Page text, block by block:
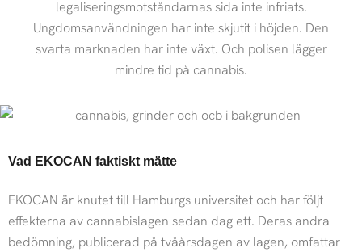
legaliseringsmotståndarnas sida inte infriats.
Ungdomsanvändningen har inte skjutit i höjden. Den
svarta marknaden har inte växt. Och polisen lägger
mindre tid på cannabis.
Vad EKOCAN faktiskt mätte
EKOCAN är knutet till Hamburgs universitet och har följt
effekterna av cannabislagen sedan dag ett. Deras andra
bedömning, publicerad på tvåårsdagen av lagen, omfattar